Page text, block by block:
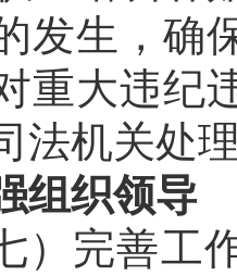
发生，确
重大违纪
法机关处
组织领导
）完善工